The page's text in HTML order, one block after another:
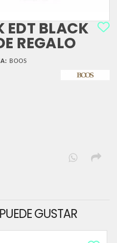
EDT BLACK
REGALO
BOOS
GUSTAR